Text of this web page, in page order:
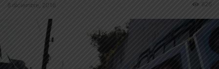
8 diciembre, 2016 826